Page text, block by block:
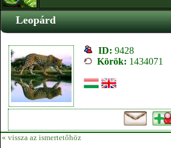
Leopárd
ID: 9428
Körök: 1434071
« vissza az ismertetőhöz